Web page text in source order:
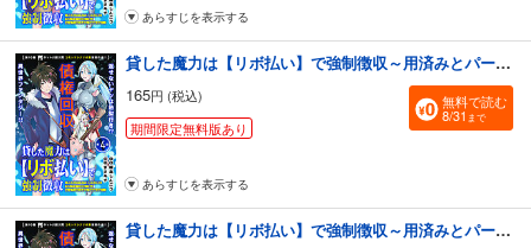
あらすじを表示する
貸した魔力は【リボ払い】で強制徴収～用済みとパーティー追放された俺は、可愛いサポート妖精と一緒に取り立てた魔力を運用して最強を目指す。～（単話版）第4話
165円 (税込)
期間限定無料版あり
無料で読む
8/31 まで
あらすじを表示する
貸した魔力は【リボ払い】で強制徴収～用済みとパーティー追放された俺は、可愛いサポート妖精と一緒に取り立てた魔力を運用して最強を目指す。～（単話版）第5話